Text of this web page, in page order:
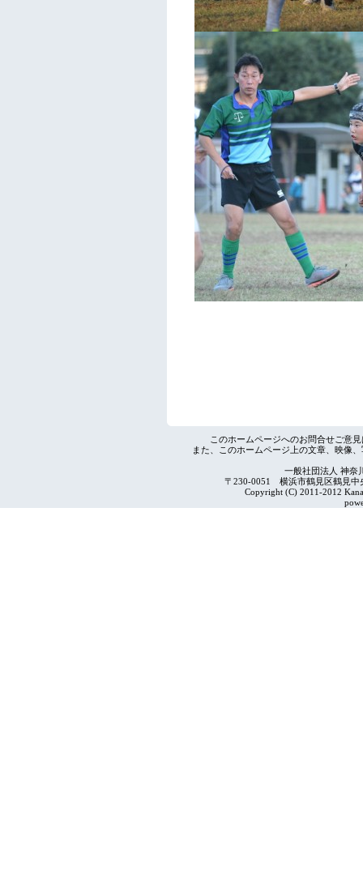
このホームページへのお問合せご意
また、このホームページ上の文章、映像
一般社団法人 神奈
〒230-0051 横浜市鶴見区鶴見
Copyright (C) 2011-2012